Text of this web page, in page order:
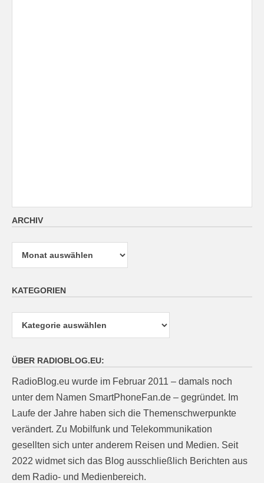
ARCHIV
Archiv
KATEGORIEN
ÜBER RADIOBLOG.EU:
RadioBlog.eu wurde im Februar 2011 – damals noch
unter dem Namen SmartPhoneFan.de – gegründet. Im
Laufe der Jahre haben sich die Themenschwerpunkte
verändert. Zu Mobilfunk und Telekommunikation
gesellten sich unter anderem Reisen und Medien. Seit
2022 widmet sich das Blog ausschließlich Berichten aus
dem Radio- und Medienbereich.